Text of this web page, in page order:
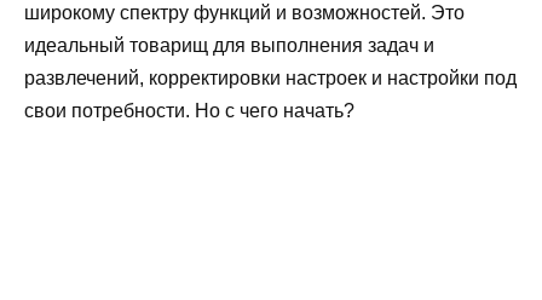
широкому спектру функций и возможностей. Это
идеальный товарищ для выполнения задач и
развлечений, корректировки настроек и настройки под
свои потребности. Но с чего начать?